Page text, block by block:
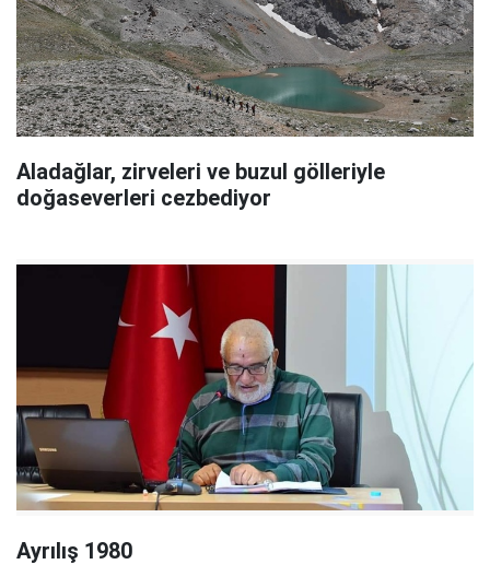
Aladağlar, zirveleri ve buzul gölleriyle
doğaseverleri cezbediyor
Ayrılış 1980